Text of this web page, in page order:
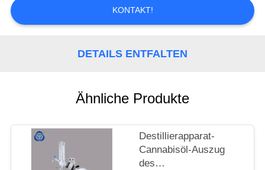
NACHRICHTEN
FORDERN
SITEMAP
KONTAKT!
DETAILS ENTFALTEN
Ähnliche Produkte
Destillierapparat-
Cannabisöl-Auszug
des